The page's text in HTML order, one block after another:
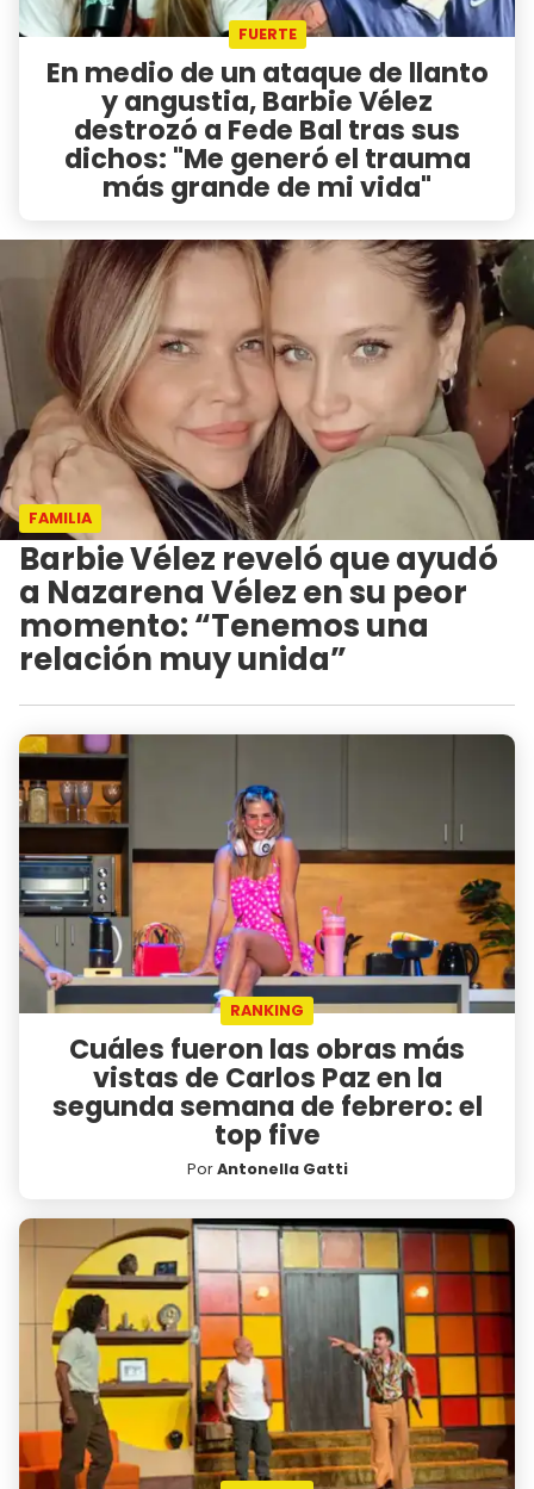
FUERTE
En medio de un ataque de llanto
y angustia, Barbie Vélez
destrozó a Fede Bal tras sus
dichos: "Me generó el trauma
más grande de mi vida"
FAMILIA
Barbie Vélez reveló que ayudó
a Nazarena Vélez en su peor
momento: “Tenemos una
relación muy unida”
RANKING
Cuáles fueron las obras más
vistas de Carlos Paz en la
segunda semana de febrero: el
top five
PorAntonella Gatti